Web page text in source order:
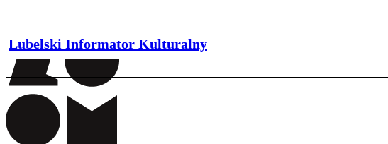
Lubelski Informator Kulturalny